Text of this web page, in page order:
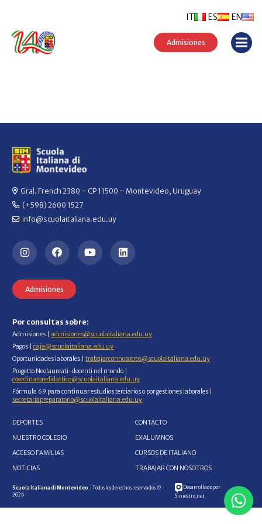
ES EN
IT
Admisiones
Gral. French 2380 – CP 11500 – Montevideo, Uruguay
(+598) 2600 1527
info@scuolaitaliana.edu.uy
Admisiones
Por consultas sobre:
Admisiones | admisiones@scuolaitaliana.edu.uy
Pagos | caja@scuolaitaliana.edu.uy
Oportunidades laborales | trabajarconnosotros@scuolaitaliana.edu.uy
Progetto Neolaureati-docenti nel mondo |
coordinatoredidattico@scuolaitaliana.edu.uy
Fórmula 69 para continuar estudios terciarios o por gestiones laborales |
secretariapreparatorio@scuolaitaliana.edu.uy
DEPORTES
NUESTRO COLEGIO
ACCESO FAMILIAS
NOTICIAS
CONTACTO
EXALUMNOS
CURSOS DE ITALIANO
TRABAJAR CON NOSOTROS
Scuola Italiana di Montevideo - Todos los derechos reservados © -
2026
Desarrollado por
Siniestro.net